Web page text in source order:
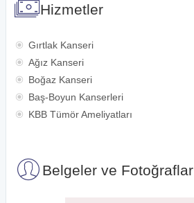
Hizmetler
Gırtlak Kanseri
Ağız Kanseri
Boğaz Kanseri
Baş-Boyun Kanserleri
KBB Tümör Ameliyatları
Belgeler ve Fotoğraflar